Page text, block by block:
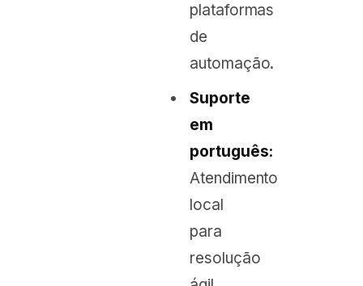
plataformas
de
automação.
Suporte
em
português:
Atendimento
local
para
resolução